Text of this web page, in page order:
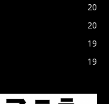
20
20
19
19